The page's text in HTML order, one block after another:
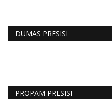
DUMAS PRESISI
PROPAM PRESISI